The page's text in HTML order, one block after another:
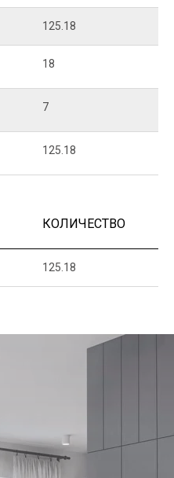
125.18
18
7
125.18
КОЛИЧЕСТВО
125.18